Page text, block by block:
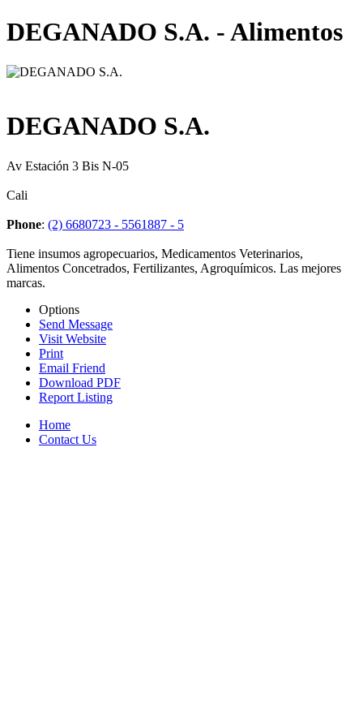
DEGANADO S.A. - Alimentos
DEGANADO S.A.
Av Estación 3 Bis N-05
Cali
Phone: (2) 6680723 - 5561887 - 5
Tiene insumos agropecuarios, Medicamentos Veterinarios,
Alimentos Concetrados, Fertilizantes, Agroquímicos. Las mejores
marcas.
Options
Send Message
Visit Website
Print
Email Friend
Download PDF
Report Listing
Home
Contact Us